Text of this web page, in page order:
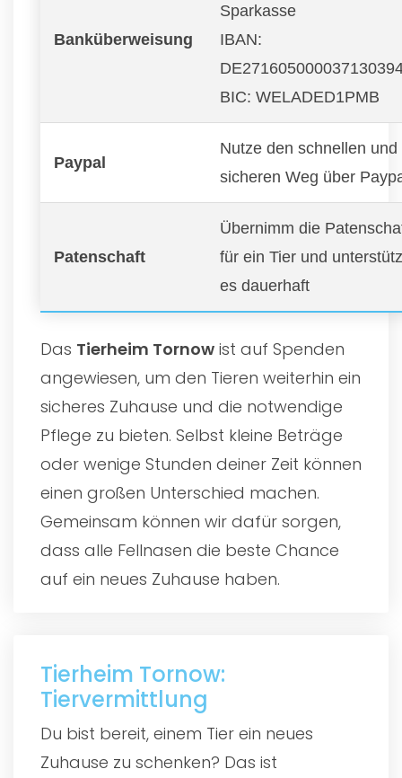
Banküberweisung
Sparkasse
IBAN:
BIC: WELADED1PMB
Paypal
Nutze den schnellen und
sicheren Weg über
Patenschaft
Übernimm die
für ein Tier und
es dauerhaft
Das Tierheim Tornow ist auf Spenden
angewiesen, um den Tieren weiterhin ein
sicheres Zuhause und die notwendige
Pflege zu bieten. Selbst kleine Beträge
oder wenige Stunden deiner Zeit können
einen großen Unterschied machen.
Gemeinsam können wir dafür sorgen,
dass alle Fellnasen die beste Chance
auf ein neues Zuhause haben.
Tierheim Tornow:
Tiervermittlung
Du bist bereit, einem Tier ein neues
Zuhause zu schenken? Das ist